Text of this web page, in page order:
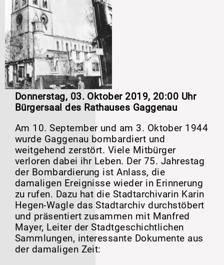
Donnerstag, 03. Oktober 2019, 20:00 Uhr
Bürgersaal des Rathauses Gaggenau
Am 10. September und am 3. Oktober 1944
wurde Gaggenau bombardiert und
weitgehend zerstört. Viele Mitbürger
verloren dabei ihr Leben. Der 75. Jahrestag
der Bombardierung ist Anlass, die
damaligen Ereignisse wieder in Erinnerung
zu rufen. Dazu hat die Stadtarchivarin Karin
Hegen-Wagle das Stadtarchiv durchstöbert
und präsentiert zusammen mit Manfred
Mayer, Leiter der Stadtgeschichtlichen
Sammlungen, interessante Dokumente aus
der damaligen Zeit: